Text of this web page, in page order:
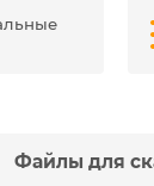
Файлы для